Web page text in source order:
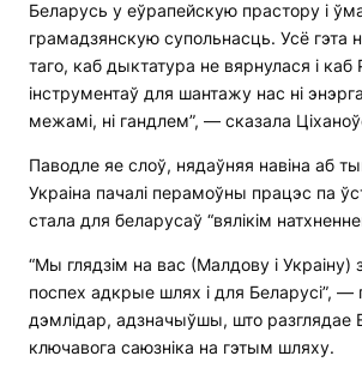
Беларусь у еўрапейскую прастору і
грамадзянскую супольнасць. Усё гэта
таго, каб дыктатура не вярнулася і каб
інструментаў для шантажу нас ні
межамі, ні гандлем”, — сказала
Паводле яе слоў, нядаўняя навіна аб
Украіна пачалі перамоўны працэс па
стала для беларусаў “вялікім
“Мы глядзім на вас (Малдову і Украіну)
поспех адкрые шлях і для Беларусі”, —
дэмлідар, адзначыўшы, што разглядае
ключавога саюзніка на гэтым шляху.